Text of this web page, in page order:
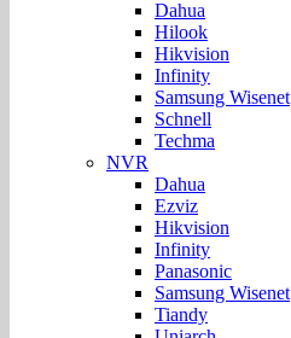
Dahua
Hilook
Hikvision
Infinity
Samsung Wisenet
Schnell
Techma
NVR
Dahua
Ezviz
Hikvision
Infinity
Panasonic
Samsung Wisenet
Tiandy